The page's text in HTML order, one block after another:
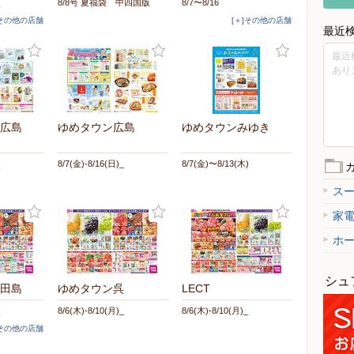
の他の店舗
8/8号 夏福袋 中四国版 8/7〜8/16
[＋]その他の店舗
島 ゆめタウン広島
8/7(金)-8/16(日)_
ゆめタウンみゆき
8/7(金)〜8/13(木)
島
の他の店舗
ゆめタウン呉
8/6(木)-8/10(月)_
LECT
8/6(木)-8/10(月)_
最近
最近
あり
ス
家電
ホ
シュ